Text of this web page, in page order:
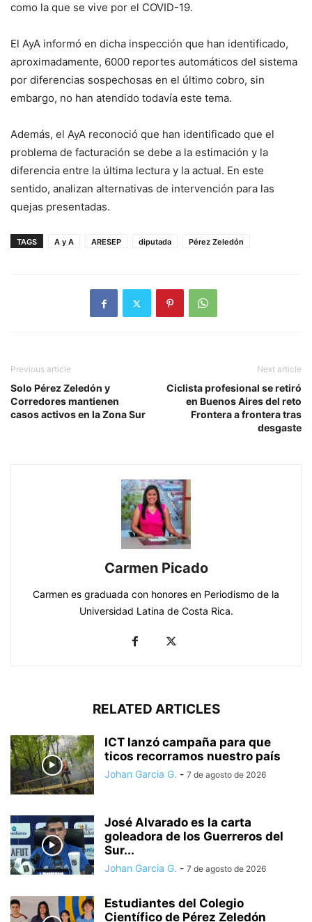
como la que se vive por el COVID-19.
El AyA informó en dicha inspección que han identificado,
aproximadamente, 6000 reportes automáticos del sistema
por diferencias sospechosas en el último cobro, sin
embargo, no han atendido todavía este tema.
Además, el AyA reconoció que han identificado que el
problema de facturación se debe a la estimación y la
diferencia entre la última lectura y la actual. En este
sentido, analizan alternativas de intervención para las
quejas presentadas.
TAGS A y A ARESEP diputada Pérez Zeledón
Previous article
Solo Pérez Zeledón y
Corredores mantienen
casos activos en la Zona Sur
Next article
Ciclista profesional se retiró
en Buenos Aires del reto
Frontera a frontera tras
desgaste
Carmen Picado
Carmen es graduada con honores en Periodismo de la
Universidad Latina de Costa Rica.
RELATED ARTICLES
ICT lanzó campaña para que
ticos recorramos nuestro país
Johan Garcia G. - 7 de agosto de 2026
José Alvarado es la carta
goleadora de los Guerreros del
Sur...
Johan Garcia G. - 7 de agosto de 2026
Estudiantes del Colegio
Científico de Pérez Zeledón